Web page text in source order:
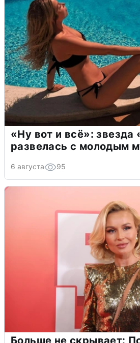
«Ну вот и всё»:
развелась с молодым
6 августа 95
Больше не скрывает: